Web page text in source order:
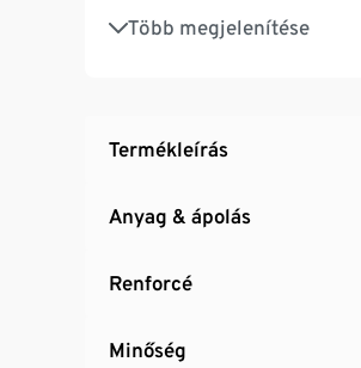
Több megjelenítése
Hőkiegyenlítő és nedvszívó
Termékleírás
Anyag & ápolás
Renforcé
Minőség